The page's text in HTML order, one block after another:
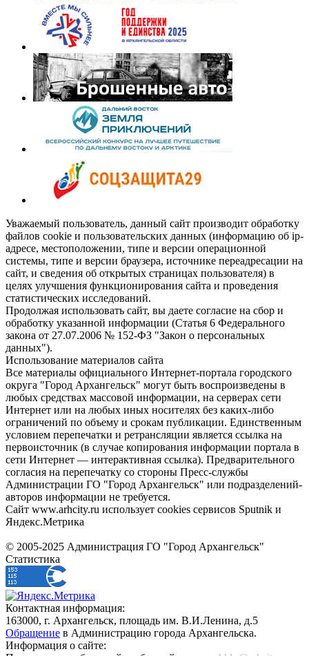
Уважаемый пользователь, данный сайт производит обработку
файлов cookie и пользовательских данных (информацию об ip-
адресе, местоположении, типе и версии операционной
системы, типе и версии браузера, источнике переадресации на
сайт, и сведения об открытых страницах пользователя) в
целях улучшения функционирования сайта и проведения
статистических исследований.
Продолжая использовать сайт, вы даете согласие на сбор и
обработку указанной информации (Статья 6 Федерального
закона от 27.07.2006 № 152-ФЗ "Закон о персональных
данных").
Использование материалов сайта
Все материалы официального Интернет-портала городского
округа "Город Архангельск" могут быть воспроизведены в
любых средствах массовой информации, на серверах сети
Интернет или на любых иных носителях без каких-либо
ограничений по объему и срокам публикации. Единственным
условием перепечатки и ретрансляции является ссылка на
первоисточник (в случае копирования информации портала в
сети Интернет — интерактивная ссылка). Предварительного
согласия на перепечатку со стороны Пресс-службы
Администрации ГО "Город Архангельск" или подразделений-
авторов информации не требуется.
Сайт www.arhcity.ru использует cookies сервисов Sputnik и
Яндекс.Метрика
© 2005-2025 Администрация ГО "Город Архангельск"
Статистика
Контактная информация:
163000, г. Архангельск, площадь им. В.И.Ленина, д.5
Обращение в Администрацию города Архангельска.
Информация о сайте: